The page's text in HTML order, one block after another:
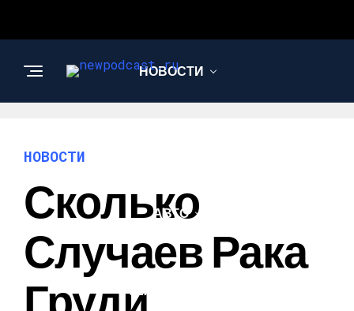
НОВОСТИ
АВТО
ТЕХНОЛОГИИ
НОВОСТИ
Сколько
Случаев Рака
Груди